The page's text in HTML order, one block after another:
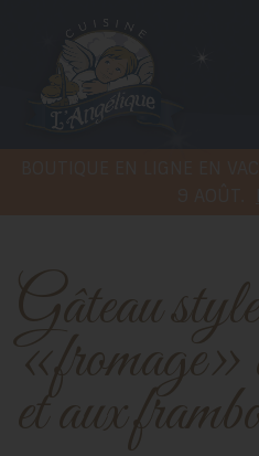
Gâteau style
«fromage»
et aux